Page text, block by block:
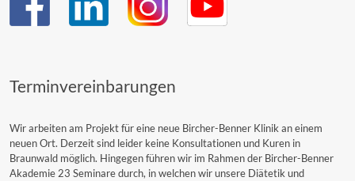
Terminvereinbarungen
Wir arbeiten am Projekt für eine neue Bircher-Benner Klinik an einem
neuen Ort. Derzeit sind leider keine Konsultationen und Kuren in
Braunwald möglich. Hingegen führen wir im Rahmen der Bircher-Benner
Akademie 23 Seminare durch, in welchen wir unsere Diätetik und